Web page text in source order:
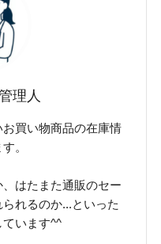
理人
買い物商品の在庫情
。
はたまた通販のセー
れるのか...といった
います^^